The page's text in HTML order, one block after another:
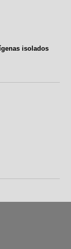
isolados